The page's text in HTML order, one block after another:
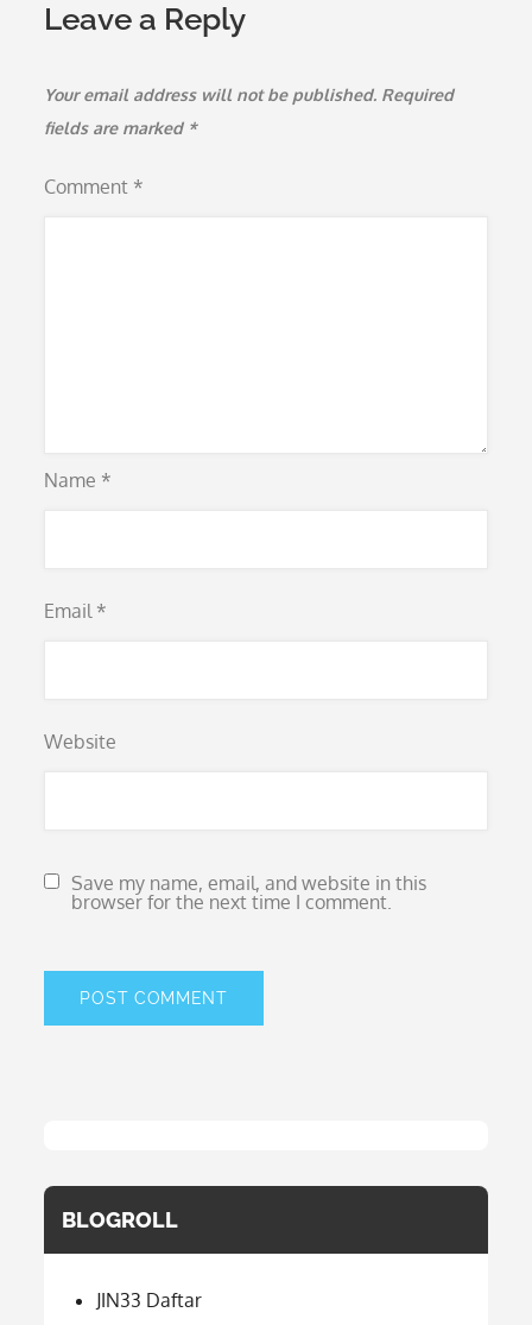
Leave a Reply
Your email address will not be published. Required
fields are marked *
Comment *
Name *
Email *
Website
Save my name, email, and website in this
browser for the next time I comment.
BLOGROLL
JIN33 Daftar